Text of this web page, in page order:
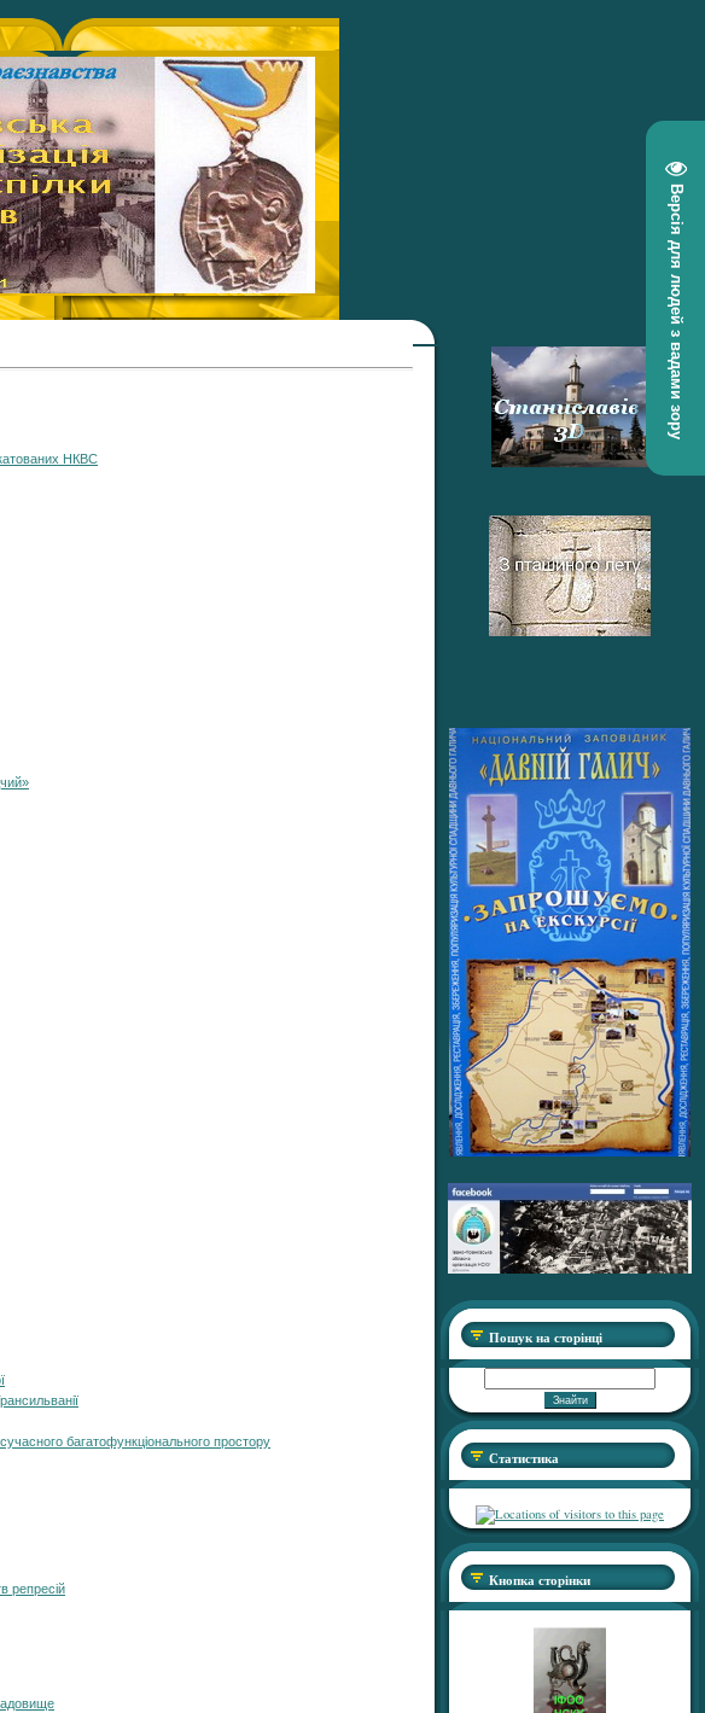
Версія для людей з вадами зору
НКВС
багатофункціонального простору
репресій
Пошук на сторінці
Статистика
Кнопка сторінки